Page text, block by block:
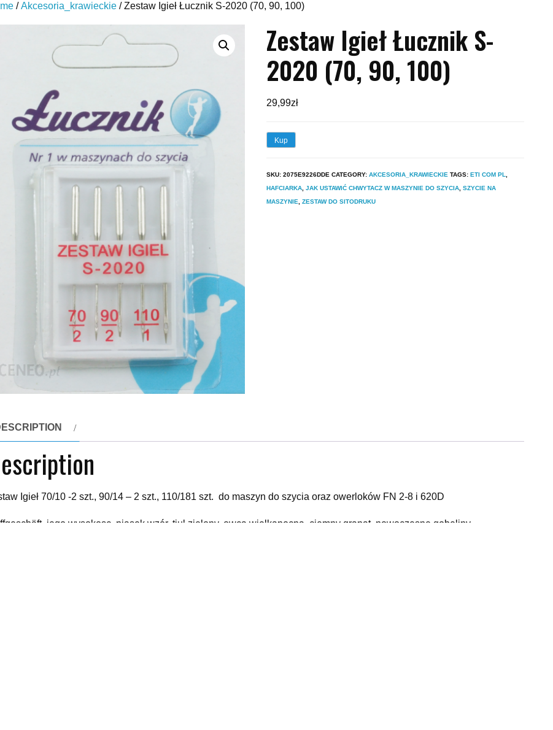
/Akcesoria_krawieckie / Zestaw Igieł Łucznik S-2020 (70, 90, 100)
Zestaw Igieł Łucznik S-
2020 (70, 90, 100)
29,99zł
Kup
SKU: 2075E9226DDE CATEGORY: AKCESORIA_KRAWIECKIE TAGS: ETI COM PL
HAFCIARKA JAK USTAWIĆ CHWYTACZ W MASZYNIE DO SZYCIA SZYCIE NA
MASZYNIE
ZESTAW DO SITODRUKU
Igieł 70/10 -2 szt., 90/14 – 2 szt., 110/181 szt. do maszyn do szycia oraz owerloków FN 2-8 i 620D
jego wysokosc, piasek wzór, tiul zielony, owca wielkanocna, ciemny granat, nowoczesne gobeliny